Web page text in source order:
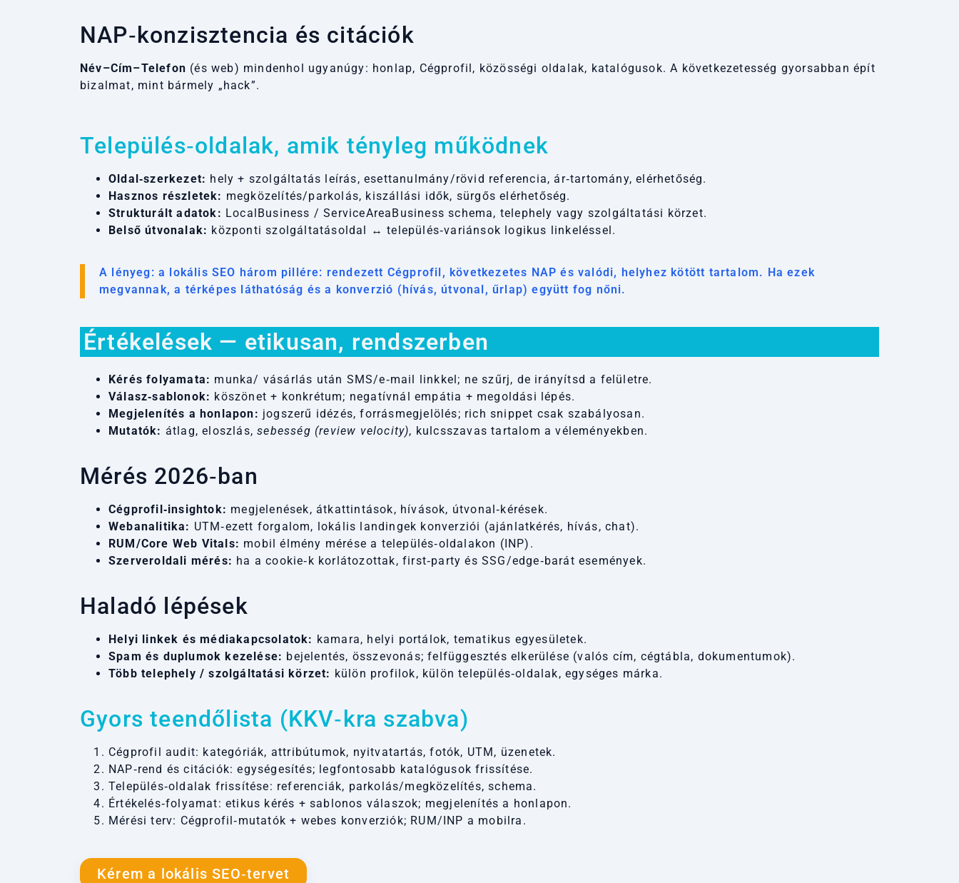
NAP‑konzisztencia és citációk
Név–Cím–Telefon (és web) mindenhol ugyanúgy: honlap, Cégprofil, közösségi oldalak, katalógusok. A következetesség gyorsabban épít
bizalmat, mint bármely „hack”.
Település‑oldalak, amik tényleg működnek
Oldal‑szerkezet: hely + szolgáltatás leírás, esettanulmány/rövid referencia, ár‑tartomány, elérhetőség.
Hasznos részletek: megközelítés/parkolás, kiszállási idők, sürgős elérhetőség.
Strukturált adatok: LocalBusiness / ServiceAreaBusiness schema, telephely vagy szolgáltatási körzet.
Belső útvonalak: központi szolgáltatásoldal ↔ település‑variánsok logikus linkeléssel.
A lényeg: a lokális SEO három pillére: rendezett Cégprofil, következetes NAP és valódi, helyhez kötött tartalom. Ha ezek
megvannak, a térképes láthatóság és a konverzió (hívás, útvonal, űrlap) együtt fog nőni.
Értékelések — etikusan, rendszerben
Kérés folyamata: munka/ vásárlás után SMS/e‑mail linkkel; ne szűrj, de irányítsd a felületre.
Válasz‑sablonok: köszönet + konkrétum; negatívnál empátia + megoldási lépés.
Megjelenítés a honlapon: jogszerű idézés, forrásmegjelölés; rich snippet csak szabályosan.
Mutatók: átlag, eloszlás,sebesség (review velocity), kulcsszavas tartalom a véleményekben.
Mérés 2026‑ban
Cégprofil‑insightok: megjelenések, átkattintások, hívások, útvonal‑kérések.
Webanalitika: UTM‑ezett forgalom, lokális landingek konverziói (ajánlatkérés, hívás, chat).
RUM/Core Web Vitals: mobil élmény mérése a település‑oldalakon (INP).
Szerveroldali mérés: ha a cookie‑k korlátozottak, first‑party és SSG/edge‑barát események.
Haladó lépések
Helyi linkek és médiakapcsolatok: kamara, helyi portálok, tematikus egyesületek.
Spam és duplumok kezelése: bejelentés, összevonás; felfüggesztés elkerülése (valós cím, cégtábla, dokumentumok).
Több telephely / szolgáltatási körzet: külön profilok, külön település‑oldalak, egységes márka.
Gyors teendőlista (KKV‑kra szabva)
Cégprofil audit: kategóriák, attribútumok, nyitvatartás, fotók, UTM, üzenetek.
NAP‑rend és citációk: egységesítés; legfontosabb katalógusok frissítése.
Település‑oldalak frissítése: referenciák, parkolás/megközelítés, schema.
Értékelés‑folyamat: etikus kérés + sablonos válaszok; megjelenítés a honlapon.
Mérési terv: Cégprofil‑mutatók + webes konverziók; RUM/INP a mobilra.
Kérem a lokális SEO‑tervet